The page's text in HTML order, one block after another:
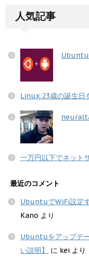
人気記事
Ubuntu
Linux:23歳の誕生日
一万円以下でネット
最近のコメント
UbuntuでWiFi設定
Kano より
Ubuntuをアップデ
い説明】
に kei より